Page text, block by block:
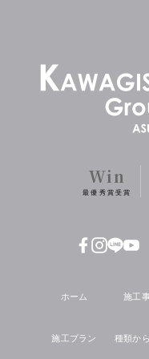
Win
最優秀賞受賞
ホーム 施工
施工プラン 種類か